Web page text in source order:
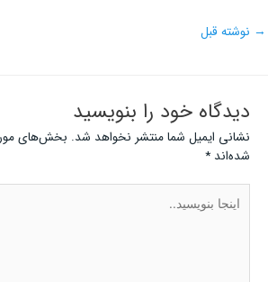
→ نوشته قبل
دیدگاه‌ خود را بنویسید
نشانی ایمیل شما منتشر نخواهد شد. بخش‌های
شده‌اند*
بنویسید..